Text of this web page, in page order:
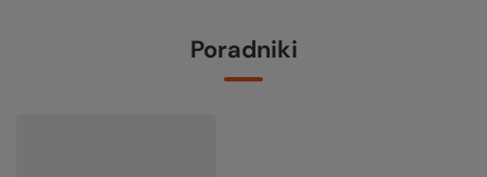
Poradniki